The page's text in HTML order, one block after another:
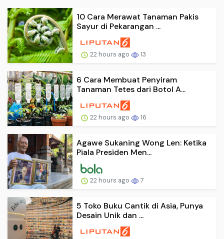
10 Cara Merawat Tanaman Pakis
Sayur di Pekarangan ...
22 hours ago 13
6 Cara Membuat Penyiram
Tanaman Tetes dari Botol A...
22 hours ago 16
Agawe Sukaning Wong Len: Ketika
Piala Presiden Men...
22 hours ago 7
5 Toko Buku Cantik di Asia, Punya
Desain Unik dan ...